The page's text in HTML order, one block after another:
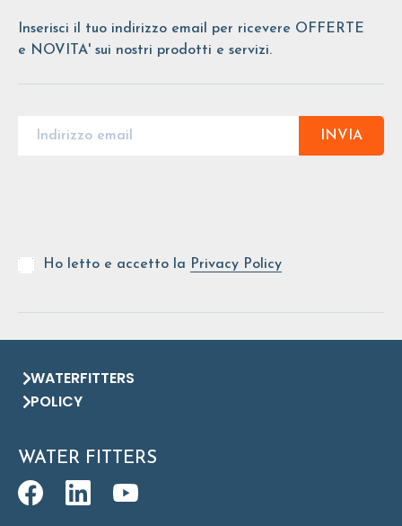
Inserisci il tuo indirizzo email per ricevere OFFERTE
e NOVITA' sui nostri prodotti e servizi.
INVIA
Ho letto e accetto la Privacy Policy
WATERFITTERS
POLICY
WATER FITTERS